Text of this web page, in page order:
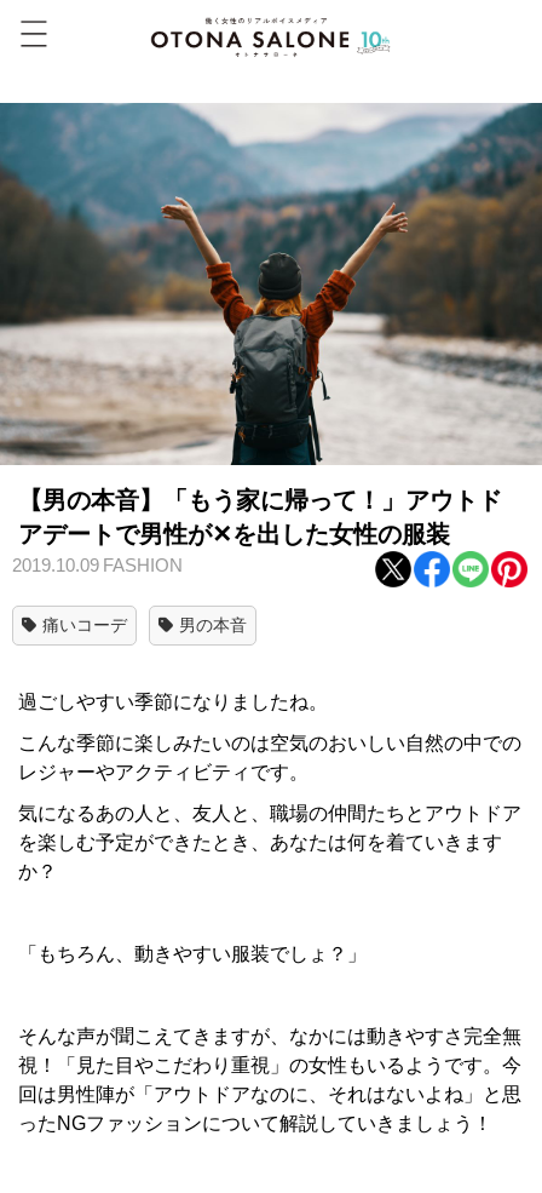
【男の本音】「もう家に帰って！」アウトド
アデートで男性が✕を出した女性の服装
2019.10.09 FASHION
痛いコーデ 男の本音
過ごしやすい季節になりましたね。
こんな季節に楽しみたいのは空気のおいしい自然の中での
レジャーやアクティビティです。
気になるあの人と、友人と、職場の仲間たちとアウトドア
を楽しむ予定ができたとき、あなたは何を着ていきます
か？
「もちろん、動きやすい服装でしょ？」
そんな声が聞こえてきますが、なかには動きやすさ完全無
視！「見た目やこだわり重視」の女性もいるようです。今
回は男性陣が「アウトドアなのに、それはないよね」と思
ったNGファッションについて解説していきましょう！